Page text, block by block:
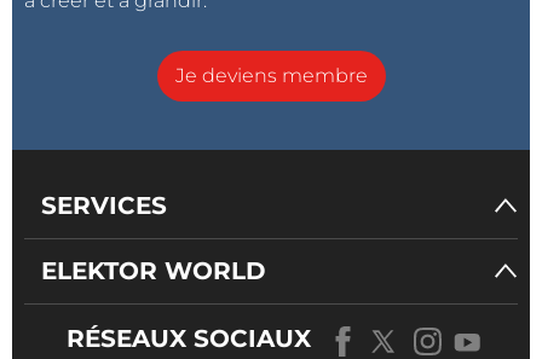
Je deviens membre
SERVICES
ELEKTOR WORLD
RÉSEAUX SOCIAUX